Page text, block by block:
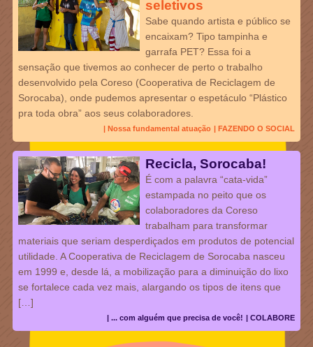
seletivos
Sabe quando artista e público se
encaixam? Tipo tampinha e
garrafa PET? Essa foi a
sensação que tivemos ao conhecer de perto o trabalho
desenvolvido pela Coreso (Cooperativa de Reciclagem de
Sorocaba), onde pudemos apresentar o espetáculo “Plástico
pra toda obra” aos seus colaboradores.
| FAZENDO O SOCIAL
| Nossa fundamental atuação
Recicla, Sorocaba!
É com a palavra “cata-vida”
estampada no peito que os
colaboradores da Coreso
trabalham para transformar
materiais que seriam desperdiçados em produtos de potencial
utilidade. A Cooperativa de Reciclagem de Sorocaba nasceu
em 1999 e, desde lá, a mobilização para a diminuição do lixo
se fortalece cada vez mais, alargando os tipos de itens que
[…]
| COLABORE
| ... com alguém que precisa de você!